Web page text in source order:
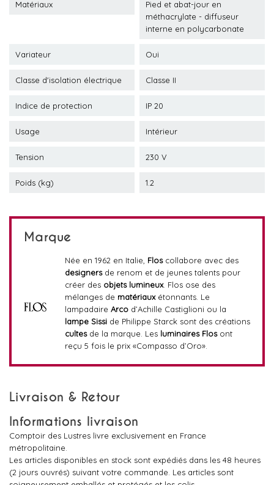
Matériaux
Pied et abat-jour en
méthacrylate - diffuseur
interne en polycarbonate
Variateur Oui
Classe d'isolation électrique Classe II
Indice de protection IP 20
Usage Intérieur
Tension 230 V
Poids (kg) 1.2
Marque
Née en 1962 en Italie, Floscollabore avec des
designersde renom et de jeunes talents pour
créer des objets lumineux. Flos ose des
mélanges de matériauxétonnants. Le
lampadaire Arcod’Achille Castiglioni ou la
lampe Sisside Philippe Starck sont des créations
cultesde la marque. Les luminaires Flosont
reçu 5 fois le prix «Compasso d’Oro».
Livraison & Retour
Informations livraison
Comptoir des Lustres livre exclusivement en France
métropolitaine.
Les articles disponibles en stock sont expédiés dans les 48 heures
(2 jours ouvrés) suivant votre commande. Les articles sont